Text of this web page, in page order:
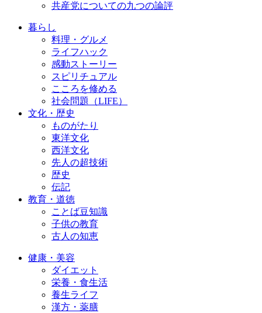
共産党についての九つの論評
暮らし
料理・グルメ
ライフハック
感動ストーリー
スピリチュアル
こころを修める
社会問題（LIFE）
文化・歴史
ものがたり
東洋文化
西洋文化
先人の超技術
歴史
伝記
教育・道徳
ことば豆知識
子供の教育
古人の知恵
健康・美容
ダイエット
栄養・食生活
養生ライフ
漢方・薬膳